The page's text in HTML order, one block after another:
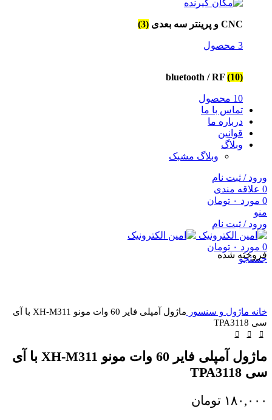
CNC و پرینتر سه بعدی (3)
3 محصول
bluetooth / RF (10)
10 محصول
تماس با ما
درباره ما
قوانین
وبلاگ
وبلاگ مشبک
ورود / ثبت نام
0 علاقه مندی
0 مورد ۰ تومان
منو
ورود / ثبت نام
0 مورد ۰ تومان
جستجو
فروخته شده
خانه ماژول و سنسور
ماژول آمپلی فایر 60 وات مونو XH-M311 با آی
سی TPA3118
ماژول آمپلی فایر 60 وات مونو XH-M311 با آی
سی TPA3118
۱۸۰,۰۰۰ تومان